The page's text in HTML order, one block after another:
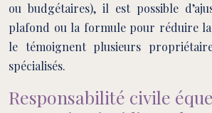
ou budgétaires), il est possible
plafond ou la formule pour réduire
le témoignent plusieurs
spécialisés.
Responsabilité civile